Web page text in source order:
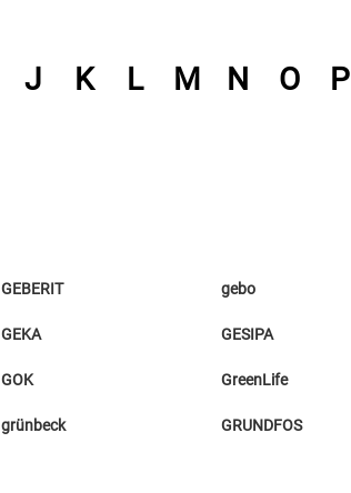
J K L M N O P
GEBERIT gebo
GEKA GESIPA
GOK GreenLife
grünbeck GRUNDFOS